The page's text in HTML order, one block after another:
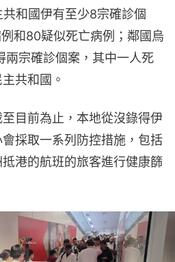
和國伊有至少8宗確診個
和80疑似死亡病例；鄰國烏
兩宗確診個案，其中一人死
共和國。
目前為止，本地從沒錄得伊
採取一系列防控措施，包括
港的航班的旅客進行健康篩